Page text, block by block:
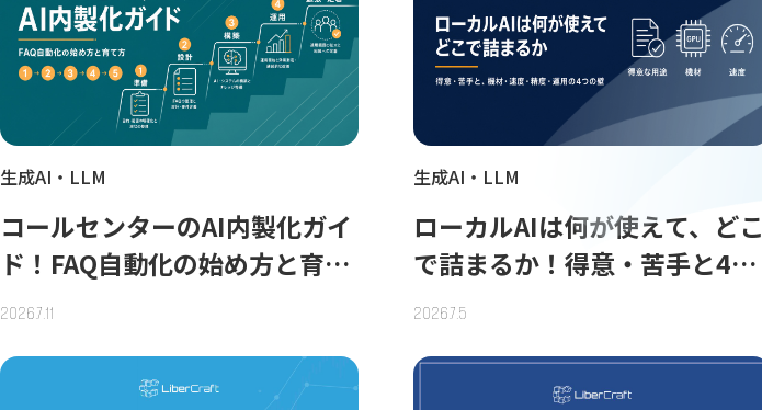
生成AI・LLM
コールセンターのAI内製化ガイ
ド！FAQ自動化の始め方と育て
方
2026.7.11
生成AI・LLM
ローカルAIは何が使えて、どこ
で詰まるか！得意・苦手と4つ
の壁を整理
2026.7.5